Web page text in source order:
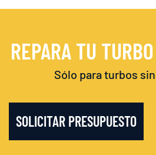
REPARA TU
Sólo para turbos
SOLICITAR PRESUPUESTO